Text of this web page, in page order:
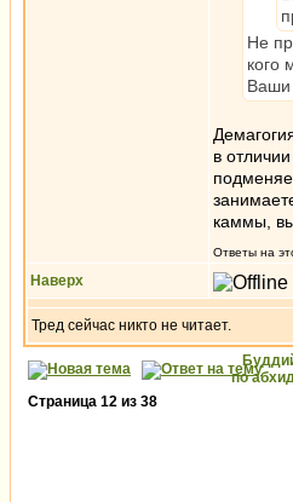
Не
кого
Ваши
в
каммы,
Ответы на
Наверх
Тред сейчас никто не читает.
по
Страница 12 из 38